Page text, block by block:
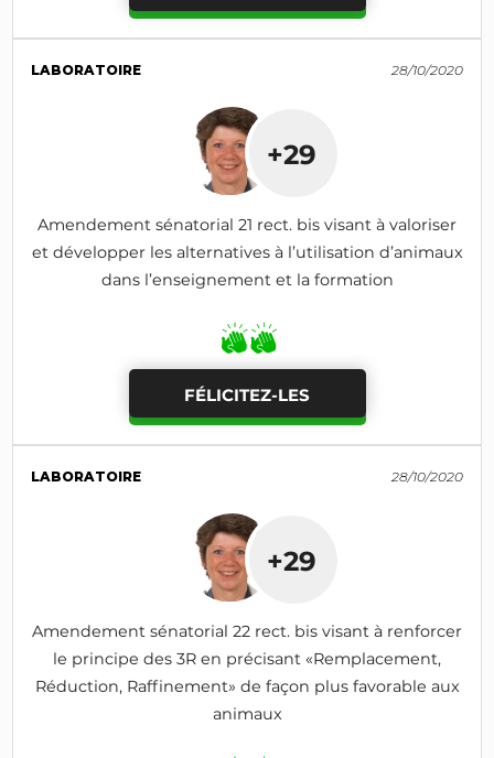
LABORATOIRE 28/10/2020
+29
Amendement sénatorial 21 rect. bis visant à valoriser
et développer les alternatives à l’utilisation d’animaux
dans l’enseignement et la formation
FÉLICITEZ-LES
LABORATOIRE 28/10/2020
+29
Amendement sénatorial 22 rect. bis visant à renforcer
le principe des 3R en précisant «Remplacement,
Réduction, Raffinement» de façon plus favorable aux
animaux